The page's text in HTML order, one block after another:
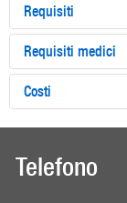
Requisiti
Requisiti medici
Costi
Telefono